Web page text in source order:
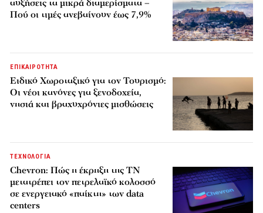
αυξήσεις τα μικρά διαμερίσματα –
Πού οι τιμές ανεβαίνουν έως 7,9%
ΕΠΙΚΑΙΡΟΤΗΤΑ
Ειδικό Χωροταξικό για τον Τουρισμό:
Οι νέοι κανόνες για ξενοδοχεία,
νησιά και βραχυχρόνιες μισθώσεις
ΤΕΧΝΟΛΟΓΙΑ
Chevron: Πώς η έκρηξη της ΤΝ
μετατρέπει τον πετρελαϊκό κολοσσό
σε ενεργειακό «παίκτη» των data
centers